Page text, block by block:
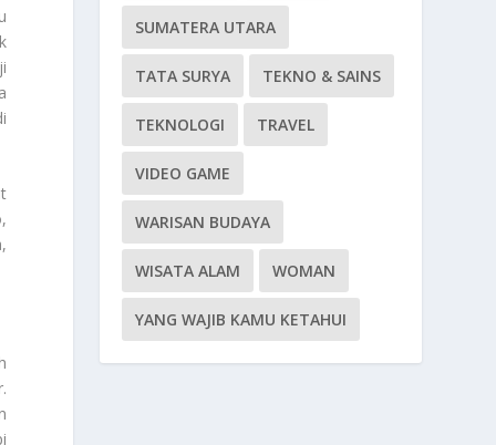
SUMATERA UTARA
TATA SURYA TEKNO & SAINS
TEKNOLOGI TRAVEL
VIDEO GAME
WARISAN BUDAYA
WISATA ALAM WOMAN
YANG WAJIB KAMU KETAHUI